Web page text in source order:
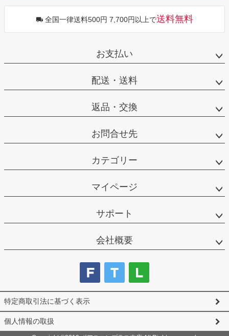
全国一律送料500円 7,700円以上で送料無料
お支払い
配送・送料
返品・交換
お問合せ先
カテゴリー
マイページ
サポート
会社概要
特定商取引法に基づく表示
個人情報の取扱